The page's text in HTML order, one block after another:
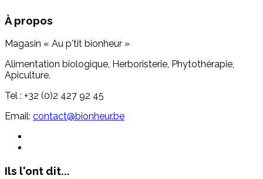
À propos
Magasin « Au p'tit bionheur »
Alimentation biologique, Herboristerie, Phytothérapie,
Apiculture.
Tel : +32 (0)2 427 92 45
Email: contact@bionheur.be
Ils l'ont dit...